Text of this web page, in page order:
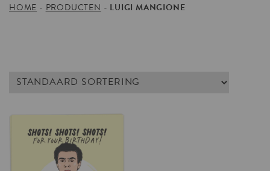
HOME - PRODUCTEN - LUIGI MANGIONE